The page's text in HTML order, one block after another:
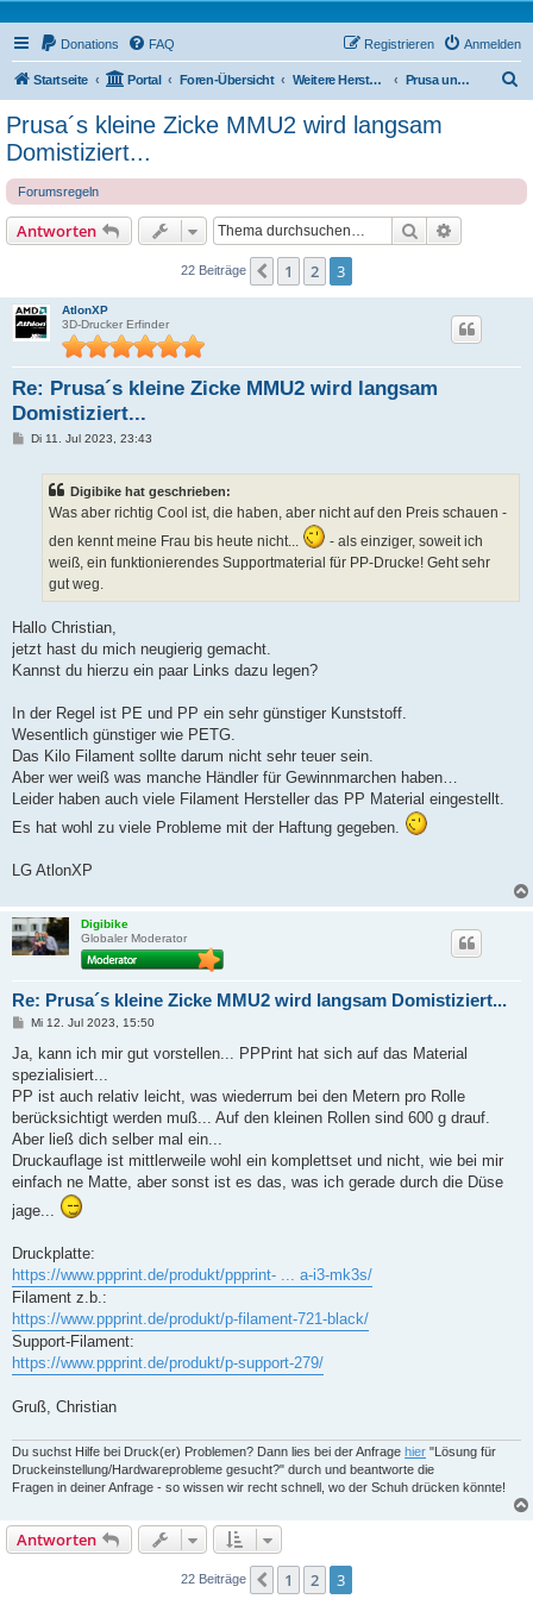
Donations FAQ Anmelden
Registrieren
Startseite Portal Foren-Übersicht Weitere Hersteller Prusa und Co
Prusa´s kleine Zicke MMU2 wird langsam
Domistiziert...
Forumsregeln
Antworten Suche
22 Beiträge Vorherige
1 2 3
AtlonXP
3D-Drucker Erfinder
Re: Prusa´s kleine Zicke MMU2 wird langsam
Domistiziert...
BDi 11. Jul 2023, 23:43
Digibike hat geschrieben:
Was aber richtig Cool ist, die haben, aber nicht auf den Preis schauen -
den kennt meine Frau bis heute nicht...
- als einziger, soweit ich
weiß, ein funktionierendes Supportmaterial für PP-Drucke! Geht sehr
gut weg.
Hallo Christian,
jetzt hast du mich neugierig gemacht.
Kannst du hierzu ein paar Links dazu legen?
In der Regel ist PE und PP ein sehr günstiger Kunststoff.
Wesentlich günstiger wie PETG.
Das Kilo Filament sollte darum nicht sehr teuer sein.
Aber wer weiß was manche Händler für Gewinnmarchen haben…
Leider haben auch viele Filament Hersteller das PP Material eingestellt.
Es hat wohl zu viele Probleme mit der Haftung gegeben.
LG AtlonXP
Digibike
Globaler Moderator
Re: Prusa´s kleine Zicke MMU2 wird langsam Domistiziert...
B
i
r
a
Mi 12. Jul 2023, 15:50
Ja, kann ich mir gut vorstellen... PPPrint hat sich auf das Material
spezialisiert...
PP ist auch relativ leicht, was wiederrum bei den Metern pro Rolle
berücksichtigt werden muß... Auf den kleinen Rollen sind 600 g drauf.
Aber ließ dich selber mal ein...
Druckauflage ist mittlerweile wohl ein komplettset und nicht, wie bei mir
einfach ne Matte, aber sonst ist es das, was ich gerade durch die Düse
jage...
Druckplatte:
https://www.ppprint.de/produkt/ppprint- ... a-i3-mk3s/
Filament z.b.:
https://www.ppprint.de/produkt/p-filament-721-black/
Support-Filament:
https://www.ppprint.de/produkt/p-support-279/
Gruß, Christian
Du suchst Hilfe bei Druck(er) Problemen? Dann lies bei der Anfrage hier "Lösung für
Druckeinstellung/Hardwareprobleme gesucht?" durch und beantworte die
Fragen in deiner Anfrage - so wissen wir recht schnell, wo der Schuh drücken könnte!
Antworten
22 Beiträge Vorherige
1 2 3